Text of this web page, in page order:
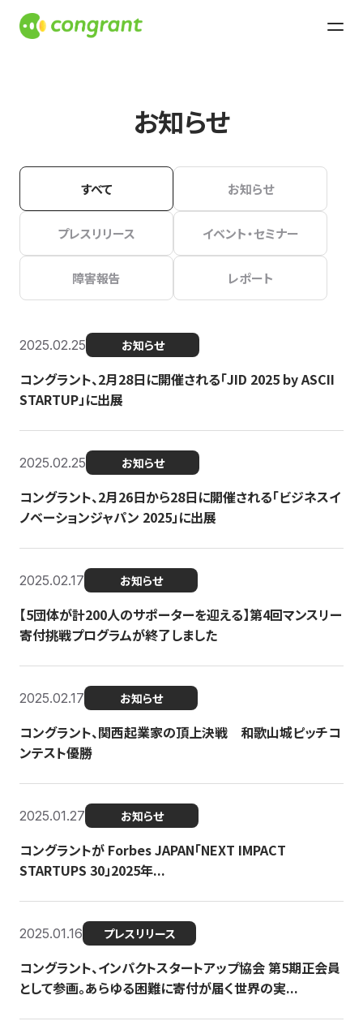
お知らせ
すべて お知らせ
プレスリリース イベント・セミナー
障害報告 レポート
2025.02.25 お知らせ
コングラント、2月28日に開催される「JID 2025 by ASCII
STARTUP」に出展
2025.02.25 お知らせ
コングラント、2月26日から28日に開催される「ビジネスイ
ノベーションジャパン 2025」に出展
2025.02.17 お知らせ
【5団体が計200人のサポーターを迎える】​​第4回マンスリー
寄付挑戦プログラムが終了しました
2025.02.17 お知らせ
コングラント、関西起業家の頂上決戦 和歌山城ピッチコ
ンテスト優勝
2025.01.27 お知らせ
コングラントが Forbes JAPAN「NEXT IMPACT
STARTUPS 30」2025年...
2025.01.16 プレスリリース
コングラント、インパクトスタートアップ協会 第5期正会員
として参画。あらゆる困難に寄付が届く世界の実...